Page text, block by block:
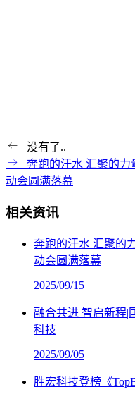
没有了..
奔跑的汗水 汇聚的
动会圆满落幕
相关资讯
奔跑的汗水 汇聚的
动会圆满落幕
2025/09/15
融合共进 智启新程|
科技
2025/09/05
胜宏科技登榜《